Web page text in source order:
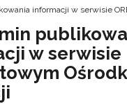
informacji w serwisie
w serwisie